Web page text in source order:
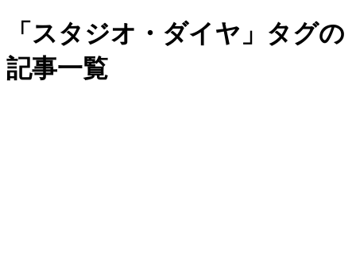
「スタジオ・ダイヤ」タグの
記事一覧